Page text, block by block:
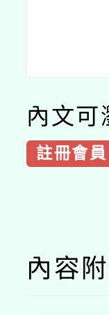
內文可
註冊會員
內容